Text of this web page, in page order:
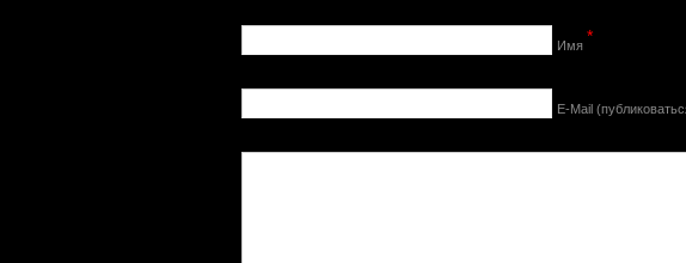
Имя *
Е-Mail